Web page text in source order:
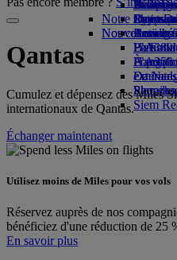
Parking
Opens
Notre flotte
Boeing
L’A380
L’A350
Plan
Jouets
Nos
La
Nice-
Lyon-
Nouvelles
Helsinki
Da
Siem
Se
Emirates
Annuler
À
Qantas
Cumulez et dépensez des Miles
internationaux de Qantas.
Échanger maintenant
Utilisez moins de Miles pour vos vols
Réservez auprès de nos
bénéficiez d'une réduction de 25
En savoir plus